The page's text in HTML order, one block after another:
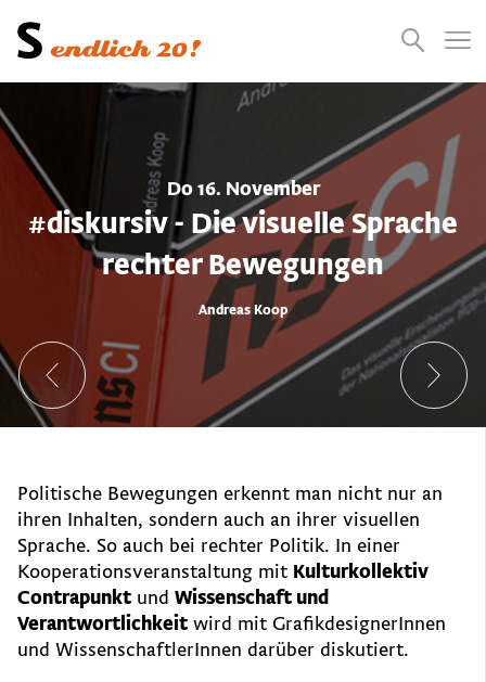
Presse Suchen
Do 16. November
#diskursiv - Die visuelle Sprache
rechter Bewegungen
Andreas Koop
Politische Bewegungen erkennt man nicht nur an
ihren Inhalten, sondern auch an ihrer visuellen
Sprache. So auch bei rechter Politik. In einer
Kooperationsveranstaltung mit Kulturkollektiv
Contrapunkt und Wissenschaft und
Verantwortlichkeit wird mit GrafikdesignerInnen
und WissenschaftlerInnen darüber diskutiert.